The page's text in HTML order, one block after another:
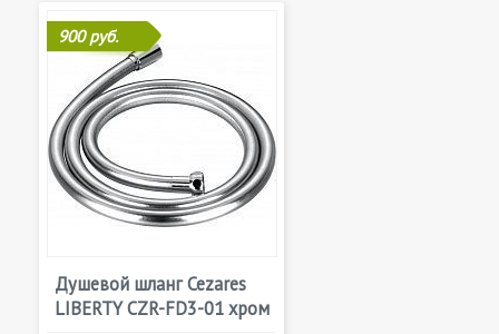
900 руб.
Душевой шланг Cezares
LIBERTY CZR-FD3-01 хром